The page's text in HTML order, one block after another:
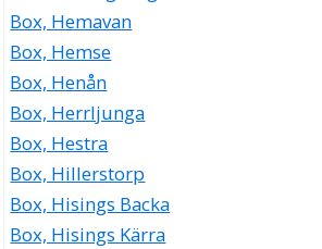
Box, Hemavan
Box, Hemse
Box, Henån
Box, Herrljunga
Box, Hestra
Box, Hillerstorp
Box, Hisings Backa
Box, Hisings Kärra